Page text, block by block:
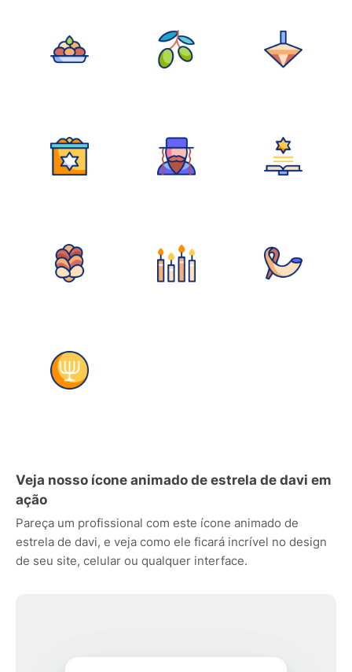
Veja nosso ícone animado de estrela de davi em
ação
Pareça um profissional com este ícone animado de
estrela de davi, e veja como ele ficará incrível no design
de seu site, celular ou qualquer interface.